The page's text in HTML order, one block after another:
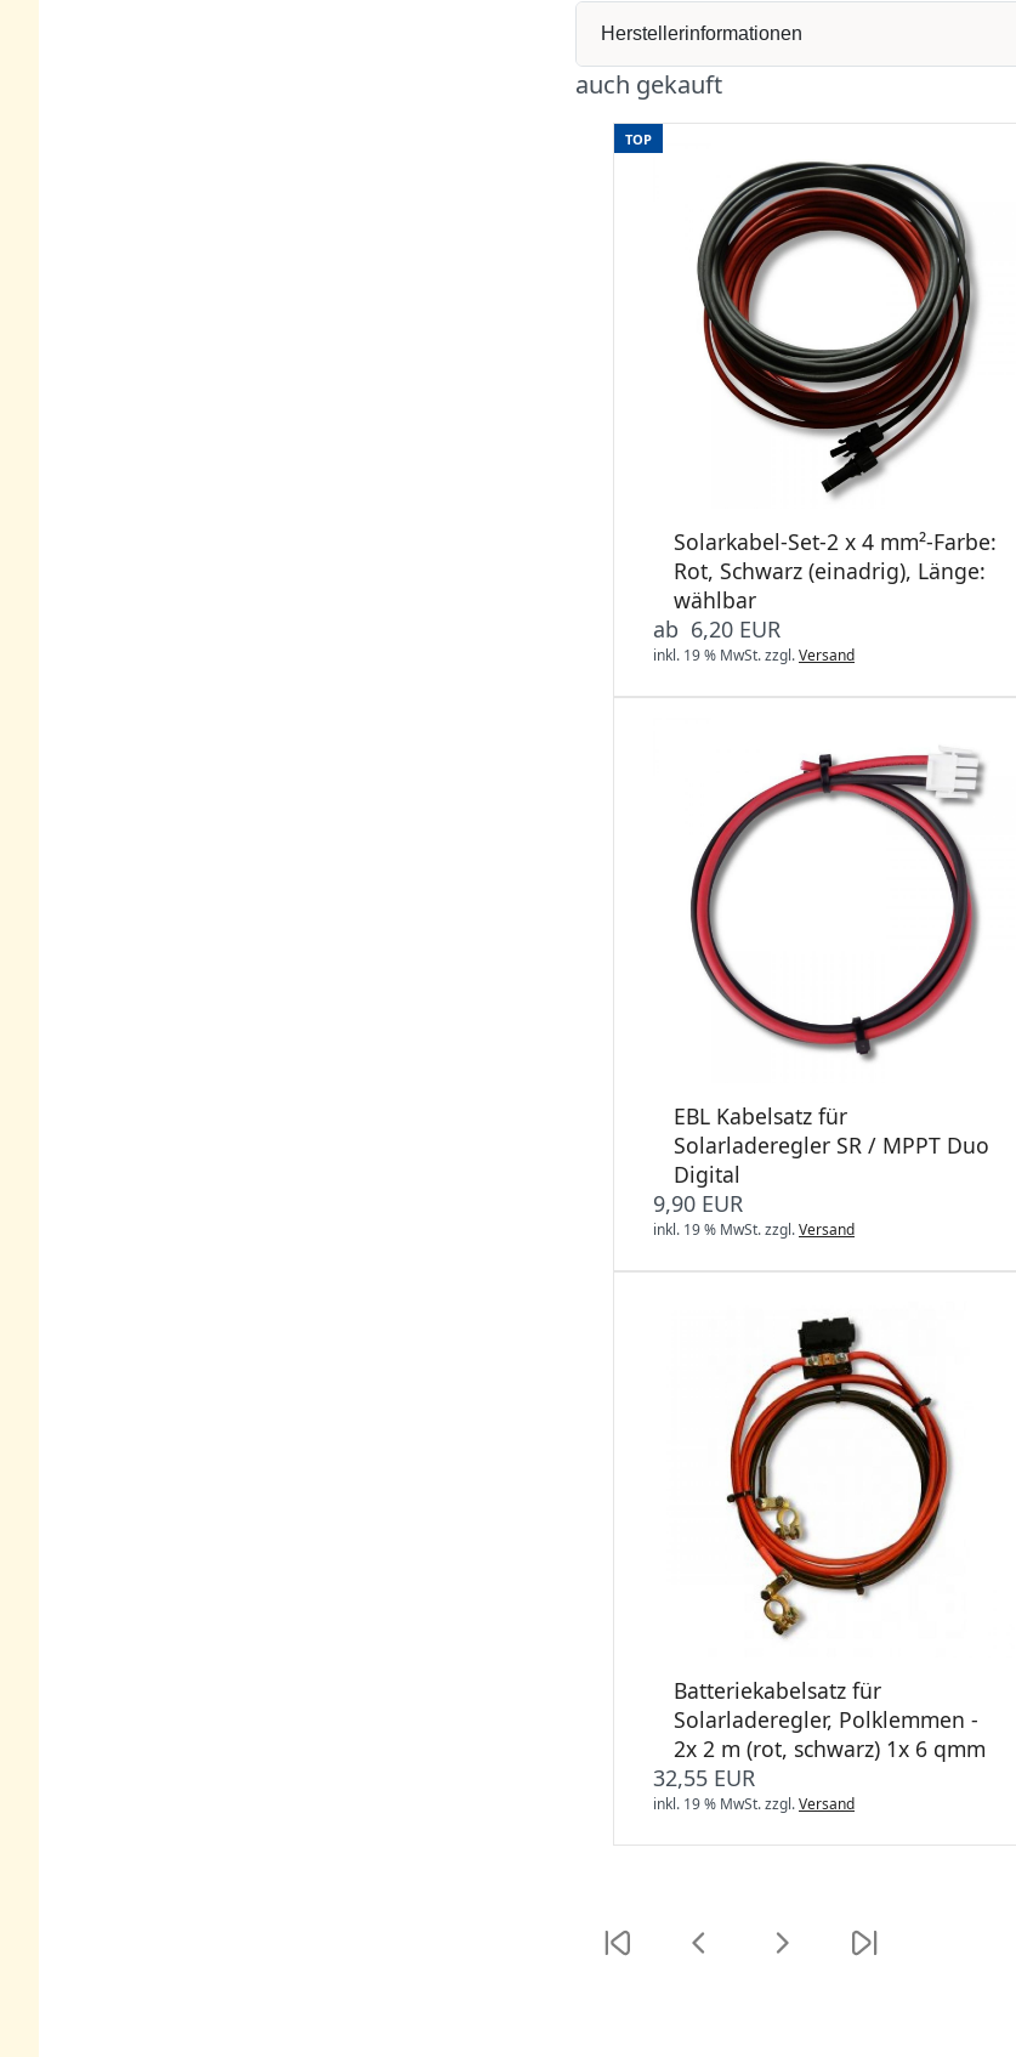
Herstellerinformationen
auch gekauft
TOP
Solarkabel-Set-2 x 4 mm²-Farbe:
Rot, Schwarz (einadrig), Länge:
wählbar
ab 6,20 EUR
inkl. 19 % MwSt.zzgl.Versand
EBL Kabelsatz für
Solarladeregler SR / MPPT Duo
Digital
9,90 EUR
inkl. 19 % MwSt.zzgl.Versand
Batteriekabelsatz für
Solarladeregler, Polklemmen -
2x 2 m (rot, schwarz) 1x 6 qmm
32,55 EUR
inkl. 19 % MwSt.zzgl.Versand